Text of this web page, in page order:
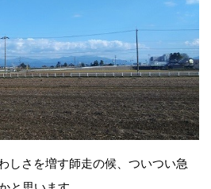
しさを増す師走の候、ついつい急